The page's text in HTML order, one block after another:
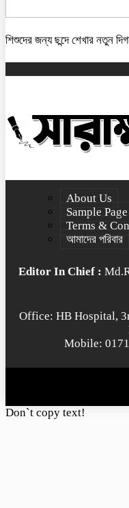
শিশুদের জন্য ছন্দে শেখার নতুন
About Us
Sample Page
Terms &
আমাদের পরিবার
Editor In Chief :
Office: HB Hospital,
Mobile:
Don`t copy text!